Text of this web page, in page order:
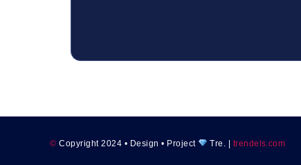
© Copyright 2024 • Design • Project Tre. | trendels.com